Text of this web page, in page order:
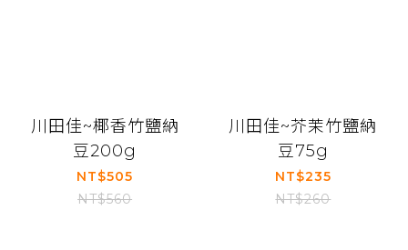
川田佳~椰香竹鹽納
豆200g
NT$505
NT$560
川田佳~芥茉竹鹽納
豆75g
NT$235
NT$260